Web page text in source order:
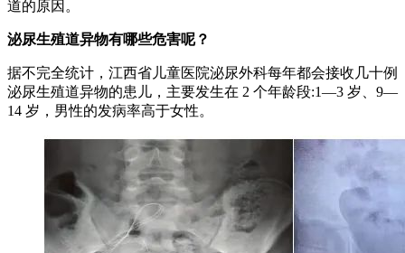
道的原因。
泌尿生殖道异物有哪些危害呢？
据不完全统计，江西省儿童医院泌尿外科每年都会接收几十例
泌尿生殖道异物的患儿，主要发生在 2 个年龄段:1—3 岁、9—
14 岁，男性的发病率高于女性。